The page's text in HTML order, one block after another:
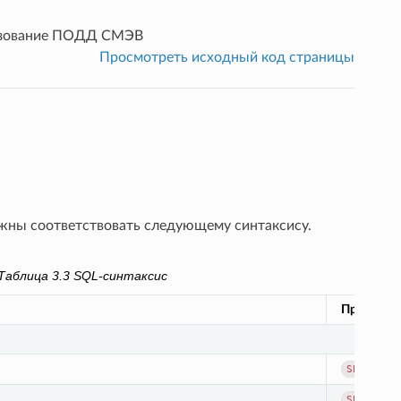
ПОДД СМЭВ
Просмотреть исходный код страницы
соответствовать следующему синтаксису.
3.3 SQL-синтаксис
Пример
SELECT